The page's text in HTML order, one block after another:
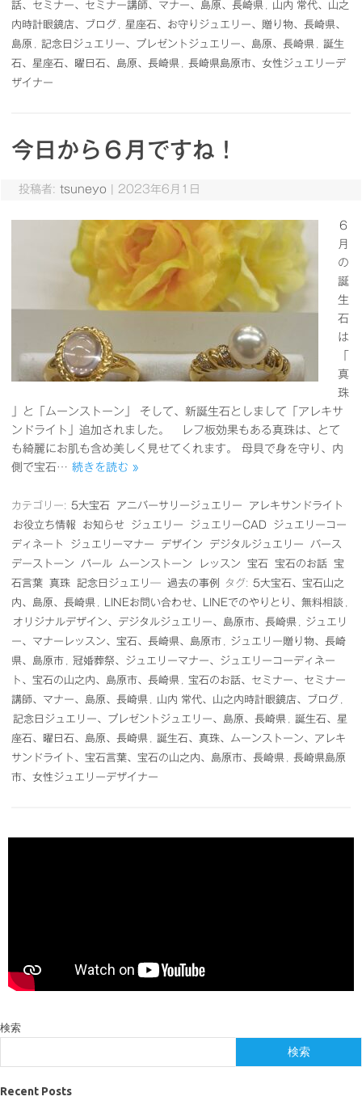
話、セミナー、セミナー講師、マナー、島原、長崎県
山内 常代、山之
内時計眼鏡店、ブログ
星座石、お守りジュエリー、贈り物、長崎県、
島原
記念日ジュエリー、プレゼントジュエリー、島原、長崎県
誕生
石、星座石、曜日石、島原、長崎県
長崎県島原市、女性ジュエリーデ
ザイナー
今日から６月ですね！
投稿者: tsuneyo 2023年6月1日
６
月
の
誕
生
石
は
真
珠
」と「ムーンストーン」 そして、新誕生石としまして「アレキサ
ンドライト」追加されました。 レフ板効果もある真珠は、とて
も綺麗にお肌も含め美しく見せてくれます。 母貝で身を守り、内
側で宝石… 続きを読む »
カテゴリー: 5大宝石 アニバーサリージュエリー
アレキサンドライト
お役立ち情報
お知らせ ジュエリー ジュエリーCAD
ジュエリーコー
ディネート
ジュエリーマナー デザイン デジタルジュエリー
バース
デーストーン
パール ムーンストーン レッスン 宝石 宝石のお話
宝
石言葉
真珠 記念日ジュエリ― 過去の事例 タグ: 5大宝石、宝石山之
内、島原、長崎県
LINEお問い合わせ、LINEでのやりとり、無料相談
オリジナルデザイン、デジタルジュエリー、島原市、長崎県
ジュエリ
ー、マナーレッスン、宝石、長崎県、島原市
ジュエリー贈り物、長崎
県、島原市
冠婚葬祭、ジュエリーマナー、ジュエリーコーディネー
ト、宝石の山之内、島原市、長崎県
宝石のお話、セミナー、セミナー
講師、マナー、島原、長崎県
山内 常代、山之内時計眼鏡店、ブログ
記念日ジュエリー、プレゼントジュエリー、島原、長崎県
誕生石、星
座石、曜日石、島原、長崎県
誕生石、真珠、ムーンストーン、アレキ
サンドライト、宝石言葉、宝石の山之内、島原市、長崎県
長崎県島原
市、女性ジュエリーデザイナー
検索
検索
Recent Posts